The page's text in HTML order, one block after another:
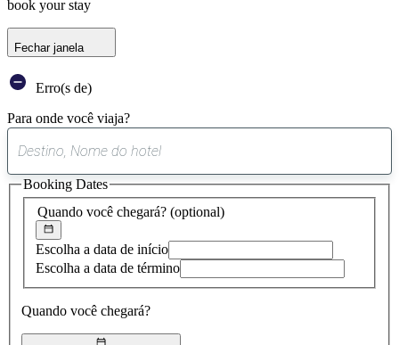
book your stay
Fechar janela
Erro(s de)
Para onde você viaja?
sugestão
encontrada
Quando você chegará? (optional)
Escolha a data de início
Escolha a data de término
Quando você chegará?
Booking Dates